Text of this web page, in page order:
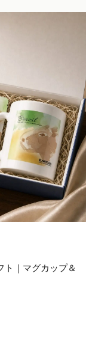
ト｜マグカップ＆